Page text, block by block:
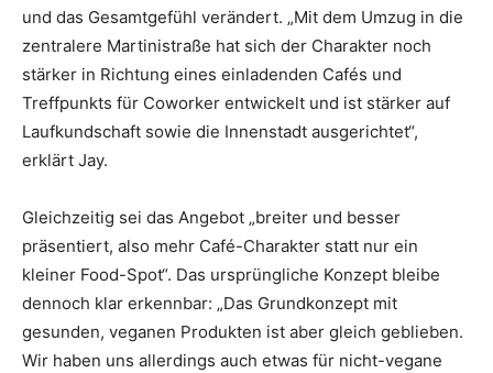
und das Gesamtgefühl verändert. „Mit dem Umzug in die
zentralere Martinistraße hat sich der Charakter noch
stärker in Richtung eines einladenden Cafés und
Treffpunkts für Coworker entwickelt und ist stärker auf
Laufkundschaft sowie die Innenstadt ausgerichtet“,
erklärt Jay.
Gleichzeitig sei das Angebot „breiter und besser
präsentiert, also mehr Café-Charakter statt nur ein
kleiner Food-Spot“. Das ursprüngliche Konzept bleibe
dennoch klar erkennbar: „Das Grundkonzept mit
gesunden, veganen Produkten ist aber gleich geblieben.
Wir haben uns allerdings auch etwas für nicht-vegane